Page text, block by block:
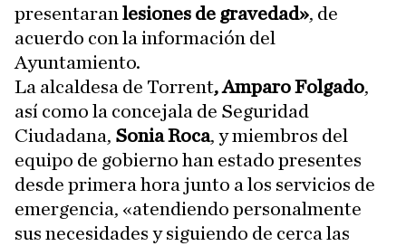
presentaran lesiones de gravedad», de
acuerdo con la información del
Ayuntamiento.
La alcaldesa de Torrent, Amparo Folgado,
así como la concejala de Seguridad
Ciudadana, Sonia Roca, y miembros del
equipo de gobierno han estado presentes
desde primera hora junto a los servicios de
emergencia, «atendiendo personalmente
sus necesidades y siguiendo de cerca las